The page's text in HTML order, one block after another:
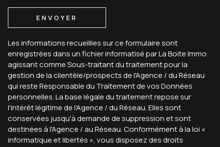
ENVOYER
Les informations recueillies sur ce formulaire sont
enregistrées dans un fichier informatisé par La Boite Immo
agissant comme Sous-traitant du traitement pour la
gestion de la clientèle/prospects de l'Agence / du Réseau
qui reste Responsable du Traitement de vos Données
personnelles. La base légale du traitement repose sur
l'intérêt légitime de l'Agence / du Réseau. Elles sont
conservées jusqu'à demande de suppression et sont
destinées à l'Agence / au Réseau. Conformément à la loi «
informatique et libertés », vous disposez des droits